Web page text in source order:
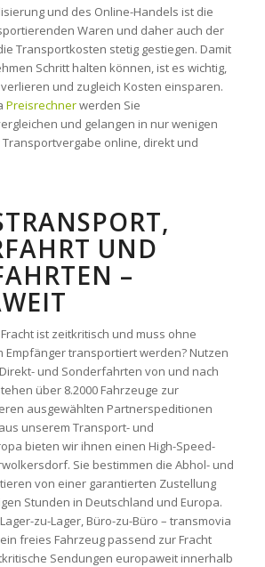
und des Online-Handels ist die
Waren und daher auch der
Transportkosten stetig gestiegen. Damit
Schritt halten können, ist es wichtig,
und zugleich Kosten einsparen.
Preisrechnerwerden Sie
und gelangen in nur wenigen
Transportvergabe online, direkt und
UND
–
ist zeitkritisch und muss ohne
Empfänger transportiert werden? Nutzen
und Sonderfahrten von und nach
über 8.2000 Fahrzeuge zur
ausgewählten Partnerspeditionen
unserem Transport- und
bieten wir ihnen einen High-Speed-
Sie bestimmen die Abhol- und
von einer garantierten Zustellung
Stunden in Deutschland und Europa.
zu-Lager, Büro-zu-Büro – transmovia
freies Fahrzeug passend zur Fracht
Sendungen europaweit innerhalb